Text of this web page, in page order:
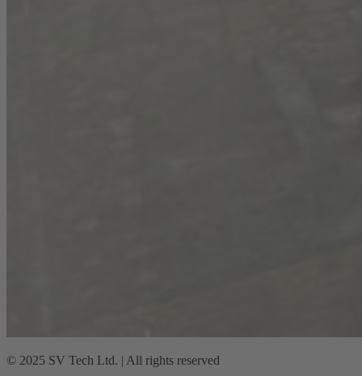
© 2025 SV Tech Ltd. | All rights reserved